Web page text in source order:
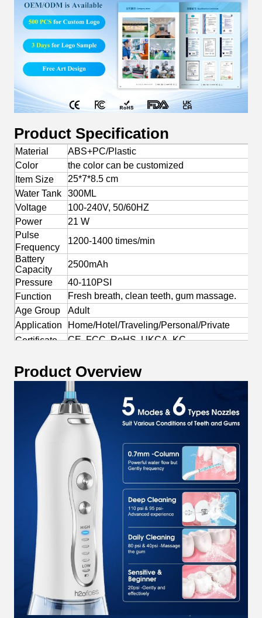
Product Specification
Material
ABS+PC/Plastic
Color
the color can be customized
Item Size
25*7*8.5 cm
Water Tank
300ML
Voltage
100-240V, 50/60HZ
Power
21 W
Pulse
Frequency
1200-1400 times/min
Battery
Capacity
2500mAh
Pressure
40-110PSI
Function
Fresh breath, clean teeth, gum massage.
Age Group
Adult
Application
Home/Hotel/Traveling/Personal/Private
Certificate
CE, FCC, RoHS, UKCA, KC
Product Overview